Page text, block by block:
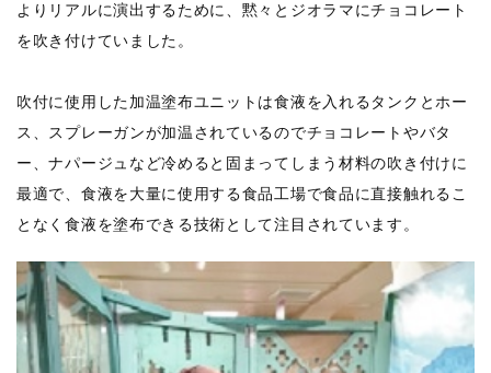
よりリアルに演出するために、黙々とジオラマにチョコレート
を吹き付けていました。
吹付に使用した加温塗布ユニットは食液を入れるタンクとホー
ス、スプレーガンが加温されているのでチョコレートやバタ
ー、ナパージュなど冷めると固まってしまう材料の吹き付けに
最適で、食液を大量に使用する食品工場で食品に直接触れるこ
となく食液を塗布できる技術として注目されています。